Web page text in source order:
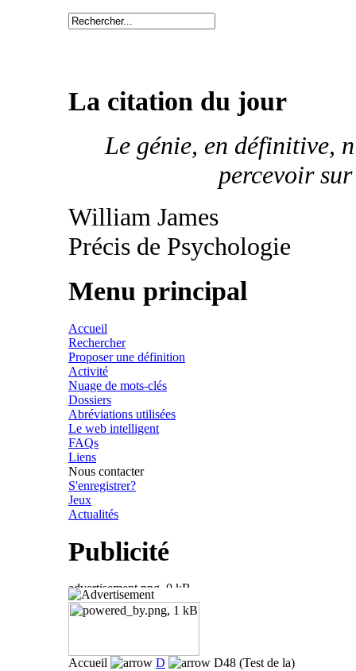
La citation du jour
Le génie, en définitive,
percevoir
William James
Précis de Psychologie
Menu principal
Accueil
Rechercher
Proposer une définition
Activité
Nuage de mots-clés
Dossiers
Abréviations utilisées
Le web intelligent
FAQs
Liens
Nous contacter
S'enregistrer?
Jeux
Actualités
Publicité
Accueil D
D48 (Test de la)